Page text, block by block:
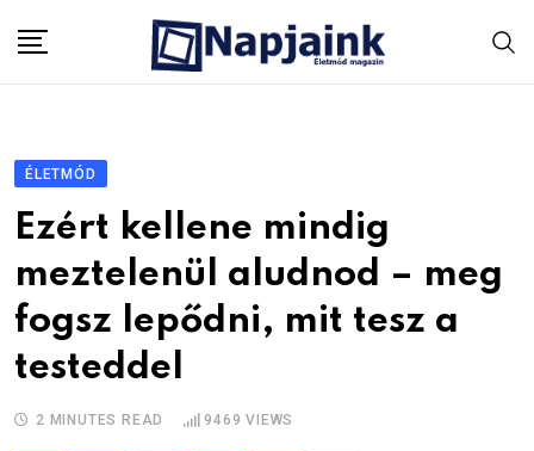
ÉLETMÓD
Ezért kellene mindig
meztelenül aludnod – meg
fogsz lepődni, mit tesz a
testeddel
2 MINUTES READ 9469 VIEWS